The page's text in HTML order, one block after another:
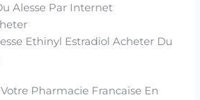
Alesse Par Internet
Ethinyl Estradiol Acheter Du
Pharmacie Francaise En